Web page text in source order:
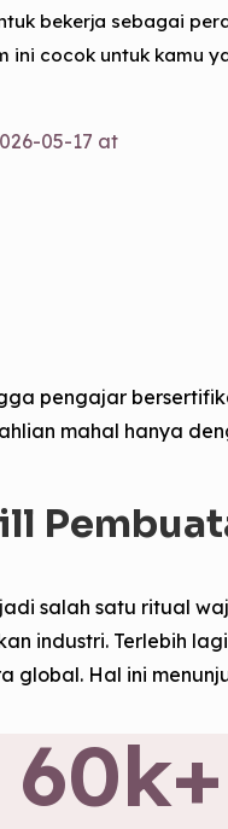
bekerja sebagai
ini cocok untuk kamu
pengajar
mahal hanya
salah satu ritual
industri. Terlebih
global. Hal ini
60k+